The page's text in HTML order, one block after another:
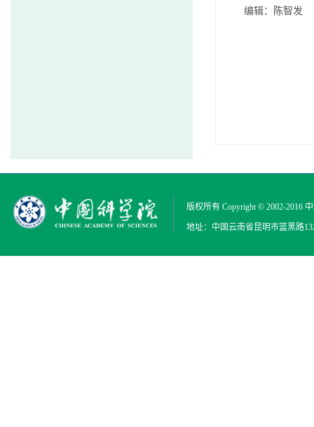
编辑：陈智发
版权所有 Copyright © 2002-2016
地址：中国云南省昆明市蓝黑路